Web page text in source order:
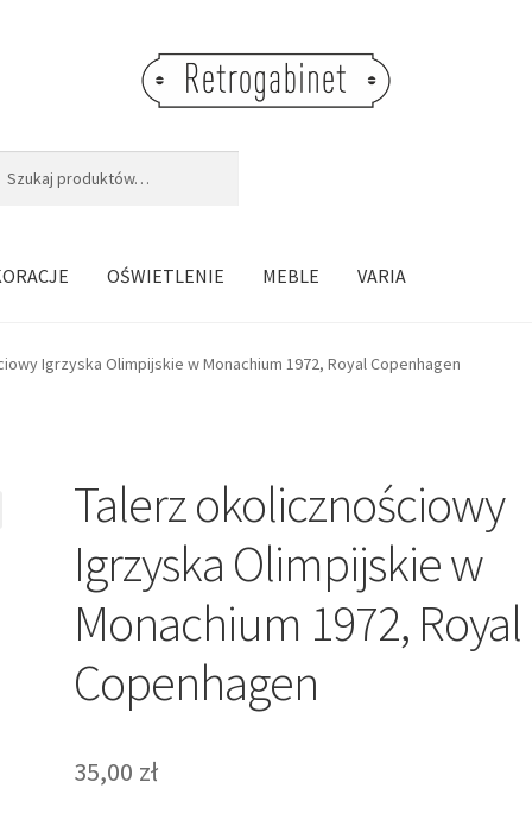
OŚWIETLENIE MEBLE VARIA
Igrzyska Olimpijskie w Monachium 1972, Royal Copenhagen
Talerz okolicznościowy
Igrzyska Olimpijskie w
Monachium 1972, Royal
Copenhagen
35,00 zł